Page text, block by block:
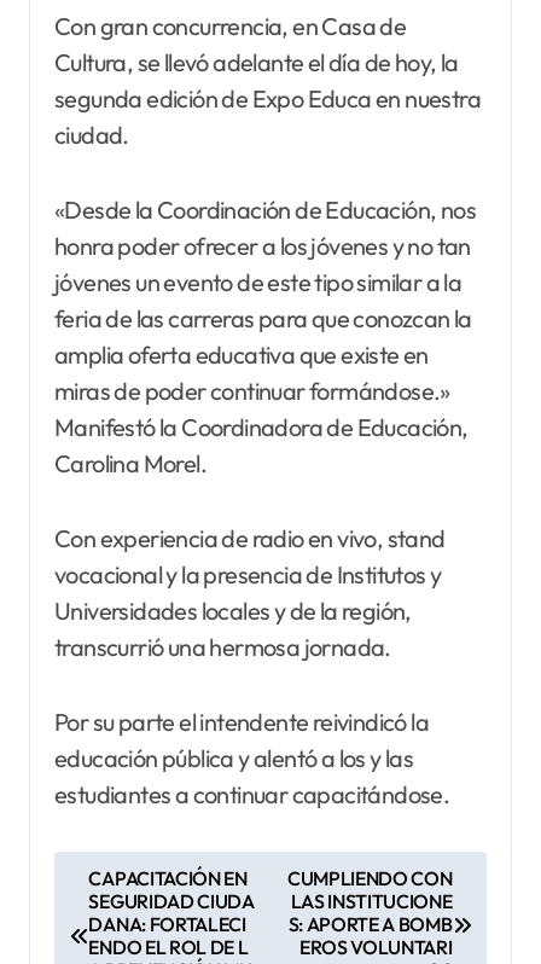
Con gran concurrencia, en Casa de
Cultura, se llevó adelante el día de hoy, la
segunda edición de Expo Educa en nuestra
ciudad.
«Desde la Coordinación de Educación, nos
honra poder ofrecer a los jóvenes y no tan
jóvenes un evento de este tipo similar a la
feria de las carreras para que conozcan la
amplia oferta educativa que existe en
miras de poder continuar formándose.»
Manifestó la Coordinadora de Educación,
Carolina Morel.
Con experiencia de radio en vivo, stand
vocacional y la presencia de Institutos y
Universidades locales y de la región,
transcurrió una hermosa jornada.
Por su parte el intendente reivindicó la
educación pública y alentó a los y las
estudiantes a continuar capacitándose.
CAPACITACIÓN EN
SEGURIDAD CIUDA
DANA: FORTALECI
ENDO EL ROL DE L
CUMPLIENDO CON
LAS INSTITUCIONE
S: APORTE A BOMB
EROS VOLUNTARI